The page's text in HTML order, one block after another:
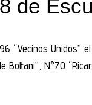
de
“Vecinos Unidos”
Bottani”, N°70